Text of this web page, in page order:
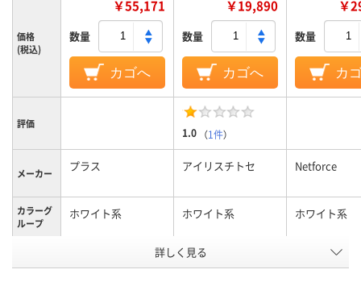
価格
(税込)
￥55,171
数量
カゴへ
￥19,890
数量
カゴへ
￥
数量
カ
評価
1.0 （1件）
メーカー プラス アイリスチトセ Netforce
カラーグ
ループ
ホワイト系 ホワイト系 ホワイト系
キャスター
詳しく見る